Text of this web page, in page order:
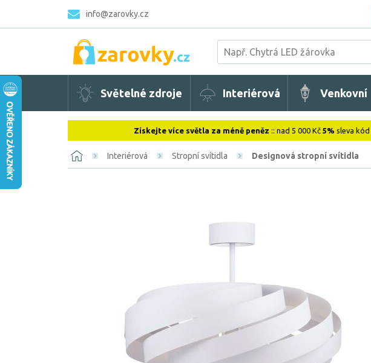
info@zarovky.cz
Světelné zdroje Interiérová Venkovní
Získejte více světla za méně peněz :: nad 5 000 Kč 5% sleva kód
Interiérová Stropní svítidla Designová stropní svítidla